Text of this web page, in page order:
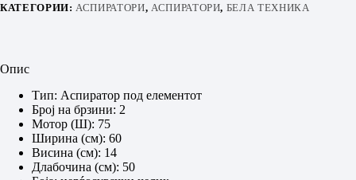
КАТЕГОРИИ: АСПИРАТОРИ, АСПИРАТОРИ, БЕЛА ТЕХНИКА
Опис
Тип: Аспиратор под елементот
Број на брзини: 2
Мотор (Ш): 75
Ширина (см): 60
Висина (см): 14
Длабочина (см): 50